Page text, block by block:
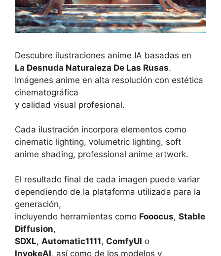
Descubre ilustraciones anime IA basadas en
La Desnuda Naturaleza De Las Rusas.
Imágenes anime en alta resolución con estética
cinematográfica
y calidad visual profesional.
Cada ilustración incorpora elementos como
cinematic lighting, volumetric lighting, soft
anime shading, professional anime artwork.
El resultado final de cada imagen puede variar
dependiendo de la plataforma utilizada para la
generación,
incluyendo herramientas como Fooocus, Stable
Diffusion,
SDXL, Automatic1111, ComfyUI o
InvokeAI, así como de los modelos y